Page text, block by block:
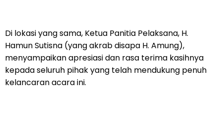
Di lokasi yang sama, Ketua Panitia Pelaksana, H.
Hamun Sutisna (yang akrab disapa H. Amung),
menyampaikan apresiasi dan rasa terima kasihnya
kepada seluruh pihak yang telah mendukung penuh
kelancaran acara ini.